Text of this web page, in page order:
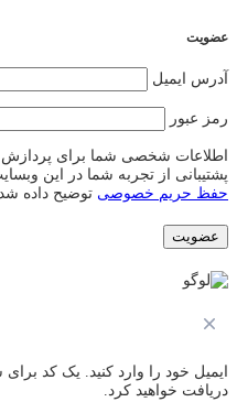
عضویت
آدرس ایمیل
رمز عبور
اطلاعات شخصی شما برای
پشتیبانی از تجربه شما در این
حفظ حریم خصوصی توضیح داده
عضویت
ایمیل خود را وارد کنید. یک کد
دریافت خواهید کرد.